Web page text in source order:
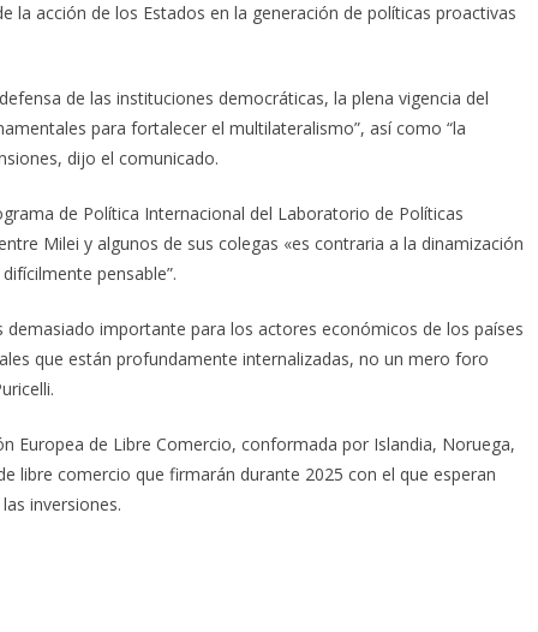
la acción de los Estados en la generación de políticas proactivas
de las instituciones democráticas, la plena vigencia del
para fortalecer el multilateralismo”, así como “la
dijo el comunicado.
de Política Internacional del Laboratorio de Políticas
Milei y algunos de sus colegas «es contraria a la dinamización
pensable”.
demasiado importante para los actores económicos de los países
que están profundamente internalizadas, no un mero foro
Europea de Libre Comercio, conformada por Islandia, Noruega,
libre comercio que firmarán durante 2025 con el que esperan
inversiones.